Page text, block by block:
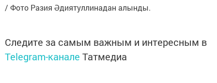
/ Фото Разия Әдиятуллинадан алынды.
Следите за самым важным и интересным в
Telegram-канале Татмедиа